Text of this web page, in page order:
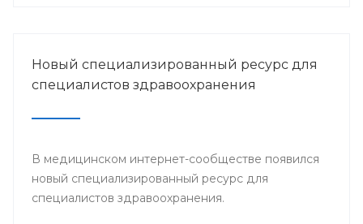
Новый специализированный ресурс для
специалистов здравоохранения
В медицинском интернет-сообществе появился
новый специализированный ресурс для
специалистов здравоохранения.